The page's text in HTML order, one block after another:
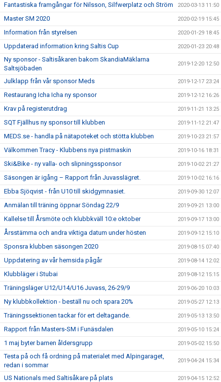
Fantastiska framgångar för Nilsson, Silfwerplatz och Ström 2020-03-13 11:50
Master SM 2020 2020-02-19 15:45
Information från styrelsen 2020-01-29 18:45
Uppdaterad information kring Saltis Cup 2020-01-23 20:48
Ny sponsor - Saltisåkaren bakom SkandiaMäklarna
Saltsjöbaden
2019-12-20 12:50
Julklapp från vår sponsor Meds 2019-12-17 23:24
Restaurang Icha Icha ny sponsor 2019-12-12 16:26
Krav på registerutdrag 2019-11-21 13:25
SQT Fjällhus ny sponsor till klubben 2019-11-12 21:47
MEDS.se - handla på nätapoteket och stötta klubben 2019-10-23 21:57
Välkommen Tracy - Klubbens nya pistmaskin 2019-10-16 18:31
Ski&Bike - ny valla- och slipningssponsor 2019-10-02 21:27
Säsongen är igång – Rapport från Juvasslägret. 2019-10-02 16:16
Ebba Sjöqvist - från U10 till skidgymnasiet. 2019-09-30 12:07
Anmälan till träning öppnar Söndag 22/9 2019-09-21 13:00
Kallelse till Årsmöte och klubbkväll 10:e oktober 2019-09-17 13:00
Årsstämma och andra viktiga datum under hösten 2019-09-12 15:10
Sponsra klubben säsongen 2020 2019-08-15 07:40
Uppdatering av vår hemsida pågår 2019-08-14 12:02
Klubbläger i Stubai 2019-08-12 15:15
Träningsläger U12/U14/U16 Juvass, 26-29/9 2019-06-20 10:03
Ny klubbkollektion - beställ nu och spara 20% 2019-05-27 12:13
Träningssektionen tackar för ert deltagande. 2019-05-13 13:50
Rapport från Masters-SM i Funäsdalen 2019-05-10 15:24
1 maj byter barnen åldersgrupp 2019-05-02 15:50
Testa på och få ordning på materialet med Alpingaraget,
redan i sommar
2019-04-24 15:34
US Nationals med Saltisåkare på plats 2019-04-15 12:52